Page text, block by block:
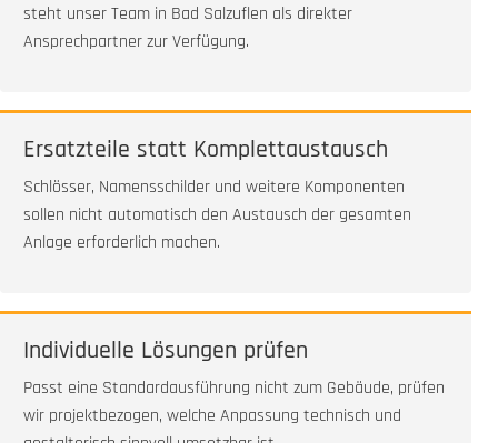
steht unser Team in Bad Salzuflen als direkter
Ansprechpartner zur Verfügung.
Ersatzteile statt Komplettaustausch
Schlösser, Namensschilder und weitere Komponenten
sollen nicht automatisch den Austausch der gesamten
Anlage erforderlich machen.
Individuelle Lösungen prüfen
Passt eine Standardausführung nicht zum Gebäude, prüfen
wir projektbezogen, welche Anpassung technisch und